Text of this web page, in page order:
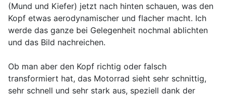
(Mund und Kiefer) jetzt nach hinten schauen, was den
Kopf etwas aerodynamischer und flacher macht. Ich
werde das ganze bei Gelegenheit nochmal ablichten
und das Bild nachreichen.
Ob man aber den Kopf richtig oder falsch
transformiert hat, das Motorrad sieht sehr schnittig,
sehr schnell und sehr stark aus, speziell dank der